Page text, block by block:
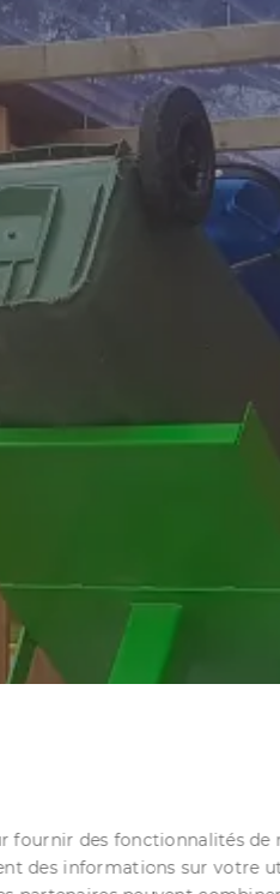
fournir des fonctionnalités de
des informations sur votre